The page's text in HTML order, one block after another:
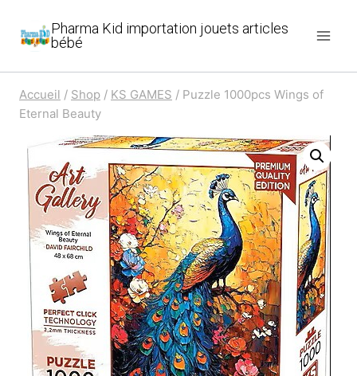
Pharma Kid importation jouets articles
bébé
Accueil / Shop / KS GAMES / Puzzle 1000pcs Wings of
Eternal Beauty